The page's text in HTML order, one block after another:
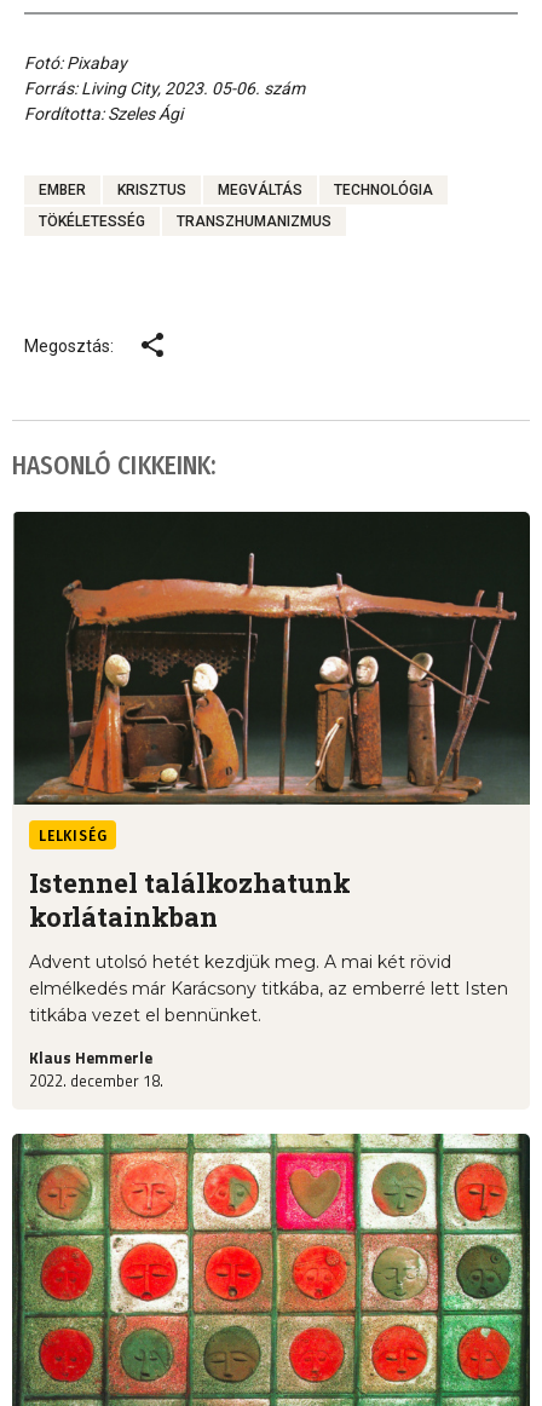
Fotó: Pixabay
Forrás: Living City, 2023. 05-06. szám
Fordította: Szeles Ági
EMBER KRISZTUS MEGVÁLTÁS
TECHNOLÓGIA
TÖKÉLETESSÉG
TRANSZHUMANIZMUS
Megosztás:
HASONLÓ CIKKEINK:
LELKISÉG
Istennel találkozhatunk
korlátainkban
Advent utolsó hetét kezdjük meg. A mai két rövid
elmélkedés már Karácsony titkába, az emberré lett Isten
titkába vezet el bennünket.
Klaus Hemmerle
2022. december 18.